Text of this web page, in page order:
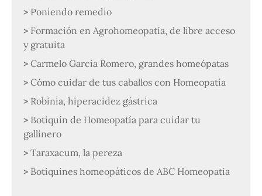
Poniendo remedio
Formación en Agrohomeopatía, de libre acceso
y gratuita
Carmelo García Romero, grandes homeópatas
Cómo cuidar de tus caballos con Homeopatía
Robinia, hiperacidez gástrica
Botiquín de Homeopatía para cuidar tu
gallinero
Taraxacum, la pereza
Botiquines homeopáticos de ABC Homeopatía